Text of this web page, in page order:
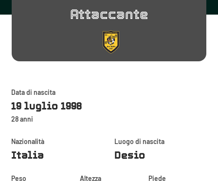
Attaccante
Data di nascita
19 luglio 1998
28 anni
Nazionalità
Italia
Luogo di nascita
Desio
Peso Altezza Piede